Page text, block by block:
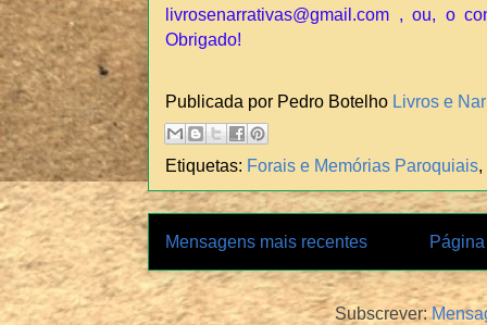
livrosenarrativas@gmail.com , ou, o
Obrigado!
Publicada por Pedro Botelho Livros e
Etiquetas: Forais e Memórias Paroquiais
Mensagens mais recentes
Subscrever: